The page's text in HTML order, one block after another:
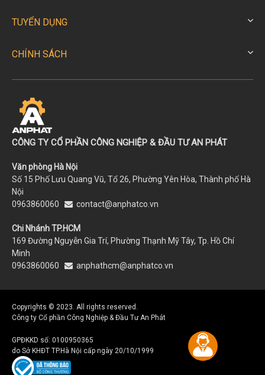
TUYỂN DỤNG
CHÍNH SÁCH
CÔNG TY CỔ PHẦN CÔNG NGHIỆP & ĐẦU TƯ AN PHÁT
Văn phòng Hà Nội
Số 15 Phố Lưu Quang Vũ, Tổ 26, Phường Yên Hòa, Thành phố Hà
Nội
0963860060
contact@anphatco.vn
Chi Nhánh TP.HCM
169 Đường Nguyễn Gia Trí, Phường Thạnh Mỹ Tây, Tp. Hồ Chí
Minh
0963860060
anphathcm@anphatco.vn
Copyrights © 2023. All rights reserved.
Công ty Cổ phần Công Nghiệp & Đầu Tư An Phát
GPĐKKD số: 0100950365
do Sở KHĐT TP.Hà Nội cấp ngày 20/10/1999